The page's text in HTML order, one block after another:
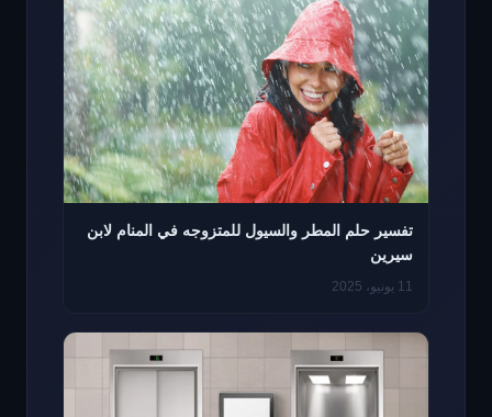
تفسير حلم المطر والسيول للمتزوجه في المنام لابن
سيرين
11 يونيو، 2025